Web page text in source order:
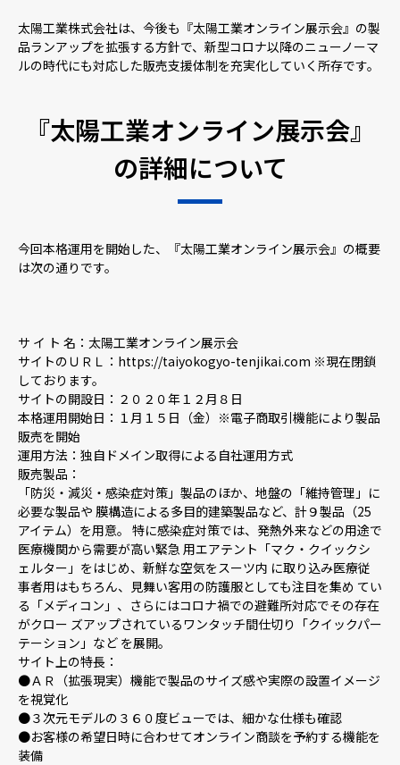
太陽工業株式会社は、今後も『太陽工業オンライン展示会』の製
品ランアップを拡張する方針で、新型コロナ以降のニューノーマ
ルの時代にも対応した販売支援体制を充実化していく所存です。
『太陽工業オンライン展示会』
の詳細について
今回本格運用を開始した、『太陽工業オンライン展示会』の概要
は次の通りです。
サ イ ト 名：太陽工業オンライン展示会
サイトのＵＲＬ：https://taiyokogyo-tenjikai.com ※現在閉鎖
しております。
サイトの開設日：２０２０年１２月８日
本格運用開始日：１月１５日（金）※電子商取引機能により製品
販売を開始
運用方法：独自ドメイン取得による自社運用方式
販売製品：
「防災・減災・感染症対策」製品のほか、地盤の「維持管理」に
必要な製品や 膜構造による多目的建築製品など、計９製品（25
アイテム）を用意。 特に感染症対策では、発熱外来などの用途で
医療機関から需要が高い緊急 用エアテント「マク・クイックシ
ェルター」をはじめ、新鮮な空気をスーツ内 に取り込み医療従
事者用はもちろん、見舞い客用の防護服としても注目を集め てい
る「メディコン」、さらにはコロナ禍での避難所対応でその存在
がクロー ズアップされているワンタッチ間仕切り「クイックパー
テーション」など を展開。
サイト上の特長：
●ＡＲ（拡張現実）機能で製品のサイズ感や実際の設置イメージ
を視覚化
●３次元モデルの３６０度ビューでは、細かな仕様も確認
●お客様の希望日時に合わせてオンライン商談を予約する機能を
装備